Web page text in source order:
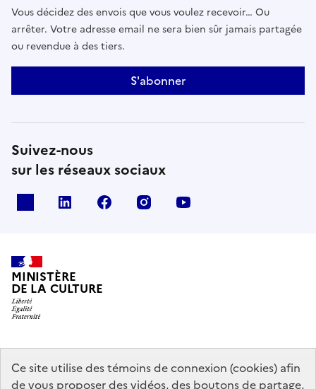
Ce site utilise des témoins de connexion (cookies) afin
de vous proposer des vidéos, des boutons de partage,
Vous décidez des envois que vous voulez recevoir… Ou
arrêter. Votre adresse email ne sera bien sûr jamais partagée
ou revendue à des tiers.
S'abonner
Suivez-nous
sur les réseaux sociaux
linkedin facebook instagram
MINISTÈRE
DE LA CULTURE
data.gouv.fr legifrance.gouv.fr
info.gouv.fr